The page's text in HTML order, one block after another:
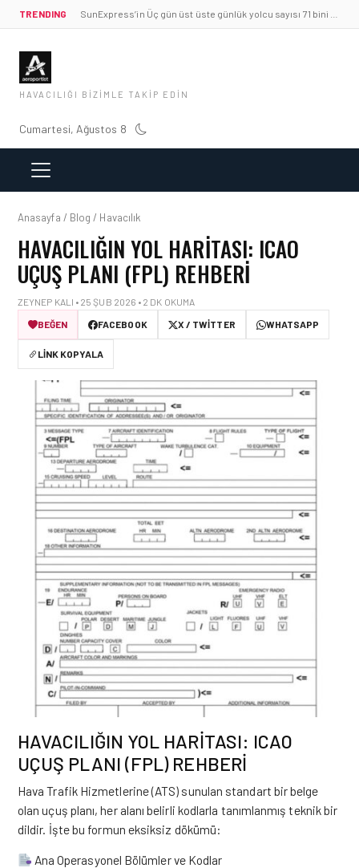
TRENDING
HAVACILIĞI BIZIMLE TAKIP EDIN
Cumartesi, Ağustos 8
Anasayfa / Blog / Havacılık
HAVACILIĞIN YOL HARITASI: ICAO
UÇUŞ PLANI (FPL) REHBERI
ZEYNEP KALI • 25 ŞUB 2026 • 2 DK OKUMA
BEĞEN
FACEBOOK X / TWITTER WHATSAPP
LINK KOPYALA
HAVACILIĞIN YOL HARİTASI: ICAO
UÇUŞ PLANI (FPL) REHBERİ
Hava Trafik Hizmetlerine (ATS) sunulan standart bir belge
olan uçuş planı, her alanı belirli kodlarla tanımlanmış teknik bir
dildir. İşte bu formun eksiksiz dökümü:
Ana Operasyonel Bölümler ve Kodlar